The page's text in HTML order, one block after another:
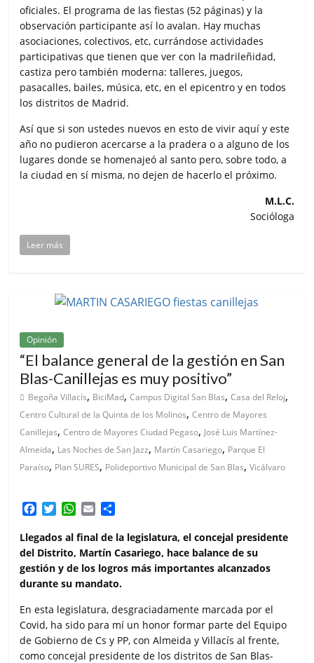
oficiales. El programa de las fiestas (52 páginas) y la
observación participante así lo avalan. Hay muchas
asociaciones, colectivos, etc, currándose actividades
participativas que tienen que ver con la madrileñidad,
castiza pero también moderna: talleres, juegos,
pasacalles, bailes, música, etc, en el epicentro y en todos
los distritos de Madrid.
Así que si son ustedes nuevos en esto de vivir aquí y este
año no pudieron acercarse a la pradera o a alguno de los
lugares donde se homenajeó al santo pero, sobre todo, a
la ciudad en sí misma, no dejen de hacerlo el próximo.
M.L.C.
Socióloga
Leer más
Opinión
“El balance general de la gestión en San
Blas-Canillejas es muy positivo”
Begoña Villacís, BiciMad,Campus Digital San Blas,Casa del Reloj,
Centro Cultural de la Quinta de los Molinos,Centro de Mayores
Canillejas,Centro de Mayores Ciudad Pegaso, José Luis Martínez-
Almeida, Las Noches de San Jazz, Martín Casariego, Parque El
Paraíso, Plan SURES, Polideportivo Municipal de San Blas,Vicálvaro
c
e
b
o
k
i
t
t
e
W
a
t
s
A
p
a
i
m
p
a
r
i
r
Llegados al final de la legislatura, el concejal presidente
del Distrito, Martín Casariego, hace balance de su
gestión y de los logros más importantes alcanzados
durante su mandato.
En esta legislatura, desgraciadamente marcada por el
Covid, ha sido para mí un honor formar parte del Equipo
de Gobierno de Cs y PP, con Almeida y Villacís al frente,
como concejal presidente de los distritos de San Blas-